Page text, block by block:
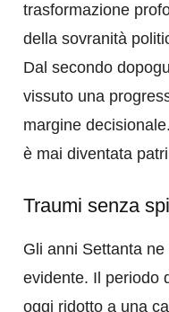
trasformazione
della sovranità
Dal secondo
vissuto una
margine
è mai diventata
Traumi senza
Gli anni Settanta ne
evidente. Il periodo
oggi ridotto a una